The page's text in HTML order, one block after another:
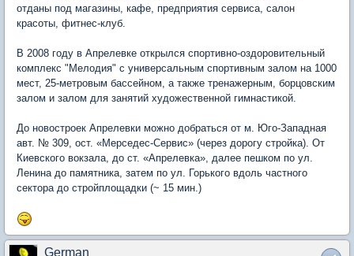
отданы под магазины, кафе, предприятия сервиса, салон
красоты, фитнес-клуб.
В 2008 году в Апрелевке открылся спортивно-оздоровительный
комплекс "Мелодия" с универсальным спортивным залом на 1000
мест, 25-метровым бассейном, а также тренажерным, борцовским
залом и залом для занятий художественной гимнастикой.
До новостроек Апрелевки можно добраться от м. Юго-Западная
авт. № 309, ост. «Мерседес-Сервис» (через дорогу стройка). От
Киевского вокзала, до ст. «Апрелевка», далее пешком по ул.
Ленина до памятника, затем по ул. Горького вдоль частного
сектора до стройплощадки (~ 15 мин.)
German